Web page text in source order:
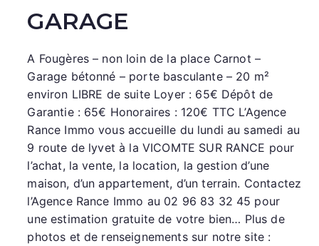
GARAGE
A Fougères – non loin de la place Carnot –
Garage bétonné – porte basculante – 20 m²
environ LIBRE de suite Loyer : 65€ Dépôt de
Garantie : 65€ Honoraires : 120€ TTC L’Agence
Rance Immo vous accueille du lundi au samedi au
9 route de lyvet à la VICOMTE SUR RANCE pour
l’achat, la vente, la location, la gestion d’une
maison, d’un appartement, d’un terrain. Contactez
l’Agence Rance Immo au 02 96 83 32 45 pour
une estimation gratuite de votre bien… Plus de
photos et de renseignements sur notre site :